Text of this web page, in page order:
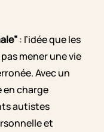
: l’idée que les
mener une vie
Avec un
en charge
autistes
et